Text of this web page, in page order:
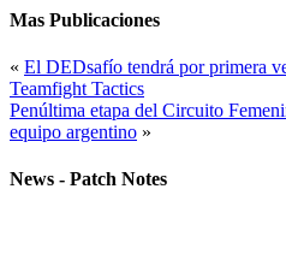
Mas Publicaciones
« El DEDsafío tendrá por primera
Teamfight Tactics
Penúltima etapa del Circuito
equipo argentino »
News - Patch Notes